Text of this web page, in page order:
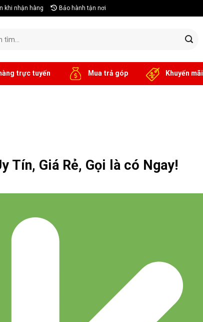
khi nhận hàng Bảo hành tận nơi
trực tuyến Mua trả góp Khuyến mãi
Tín, Giá Rẻ, Gọi là có Ngay!